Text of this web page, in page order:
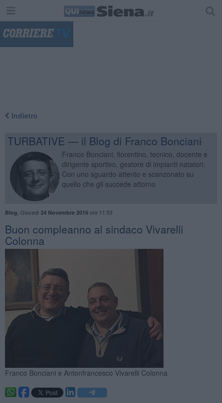
Indietro
TURBATIVE — il Blog di Franco Bonciani
Franco Bonciani, fiorentino, tecnico, docente e
dirigente sportivo, gestore di impianti natatori.
Con uno sguardo attento e scanzonato su
quello che gli succede attorno
Blog Giovedì 24 Novembre 2016ore 11:53
Buon compleanno al sindaco Vivarelli
Colonna
Franco Bonciani e Antonfrancesco Vivarelli Colonna